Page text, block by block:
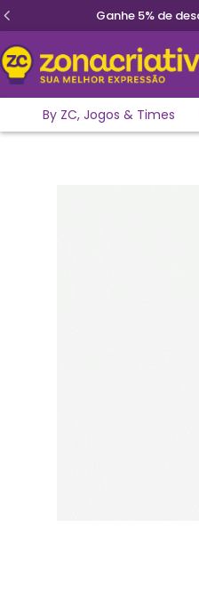
no PIX
By ZC, Jogos & Times